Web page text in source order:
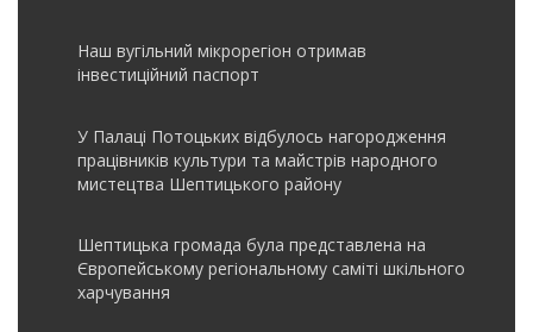
Наш вугільний мікрорегіон отримав
інвеcтиційний паспорт
У Палаці Потоцьких відбулось нагородження
працівників культури та майстрів народного
мистецтва Шептицького району
Шептицька громада була представлена на
Європейському регіональному саміті шкільного
харчування